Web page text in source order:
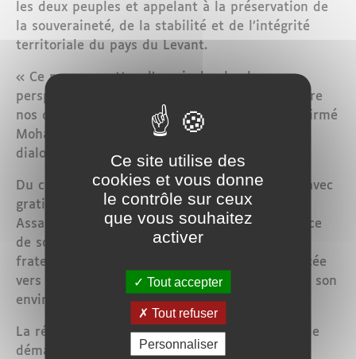
les deux peuples et appelant à la préservation de
la souveraineté, de la stabilité et de l’intégrité
territoriale du pays du Levant.
« Ce pas permettra d’ouvrir de plus larges
perspectives dans les relations historiques entre
nos deux pays et nos deux peuples », avait affirmé
Mohammed VI, en appelant à un retour du
dialogue et de la coopération dans la région.
Du côté syrien, cette décision a été accueillie avec
gratitude. Le ministre des Affaires étrangères,
Assaad Al-Chaibani, a exprimé la reconnaissance
de son gouvernement pour cette « initiative
fraternelle », qu’il considère comme une avancée
vers la réintégration complète de la Syrie dans son
environnement diplomatique arabe.
La réouverture de l’ambassade s’accompagne de
démarches administratives et logistiques,
Ce site utilise des
cookies et vous donne
le contrôle sur ceux
que vous souhaitez
activer
Tout accepter
Tout refuser
Personnaliser